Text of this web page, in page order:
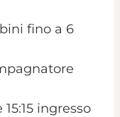
anni)
fino a 6
ingresso